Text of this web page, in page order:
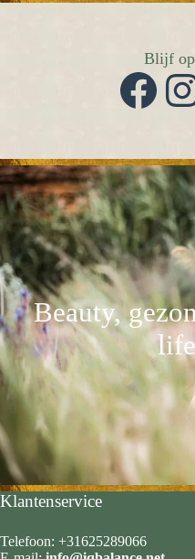
Blijf op
Beauty,
Klantenservice
Telefoon: +31625289066